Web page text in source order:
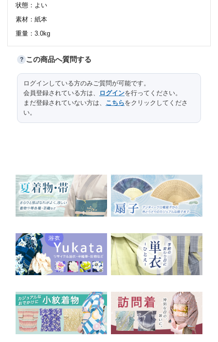
状態：よい
素材：紙本
重量：3.0kg
サイズ 口径 高台径 高さ 縦
全体 207.3 52.5
本紙
? この商品へ質問する
ログインしている方のみご質問が可能です。
会員登録されている方は、
ログインを行ってください。
まだ登録されていない方は、 こちらをクリックしてくださ
い。